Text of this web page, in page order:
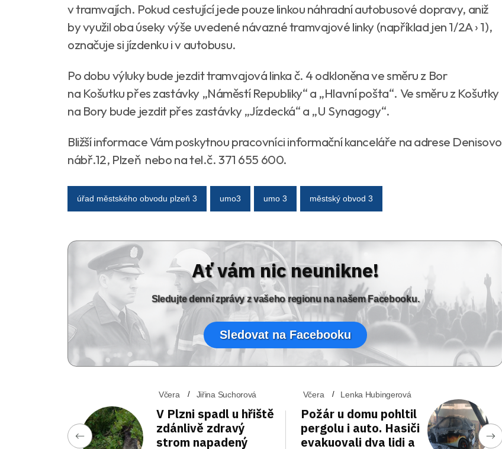
v tramvajích. Pokud cestující jede pouze linkou náhradní autobusové dopravy, aniž
by využil oba úseky výše uvedené návazné tramvajové linky (například jen 1/2A › 1),
označuje si jízdenku i v autobusu.
Po dobu výluky bude jezdit tramvajová linka č. 4 odkloněna ve směru z Bor
na Košutku přes zastávky „Náměstí Republiky“ a „Hlavní pošta“. Ve směru z Košutky
na Bory bude jezdit přes zastávky „Jízdecká“ a „U Synagogy“.
Bližší informace Vám poskytnou pracovníci informační kanceláře na adrese Denisovo
nábř.12, Plzeň nebo na tel.č. 371 655 600.
úřad městského obvodu plzeň 3 umo3 umo 3 městský obvod 3
Ať vám nic neunikne!
Sledujte denní zprávy z vašeho regionu na našem Facebooku.
Sledovat na Facebooku
Včera Jiřina Suchorová
V Plzni spadl u hřiště
zdánlivě zdravý
strom napadený
Včera Lenka Hubingerová
Požár u domu pohltil
pergolu i auto. Hasiči
evakuovali dva lidi a